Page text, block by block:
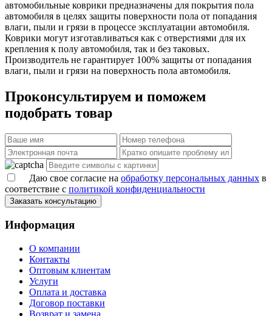
автомобильные коврики предназначены для покрытия пола
автомобиля в целях защиты поверхности пола от попадания
влаги, пыли и грязи в процессе эксплуатации автомобиля.
Коврики могут изготавливаться как с отверстиями для их
крепления к полу автомобиля, так и без таковых.
Производитель не гарантирует 100% защиты от попадания
влаги, пыли и грязи на поверхность пола автомобиля.
Проконсультируем и поможем
подобрать товар
Даю свое согласие на обработку персональных данных в
соответствие с политикой конфиденциальности
Заказать консультацию
Информация
О компании
Контакты
Оптовым клиентам
Услуги
Оплата и доставка
Договор поставки